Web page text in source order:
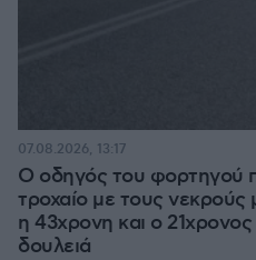
Ο οδηγός του φορτηγού
τροχαίο με τους νεκρούς
η 43χρονη και ο 21χρονος
δουλειά
07.08.2026, 13:17